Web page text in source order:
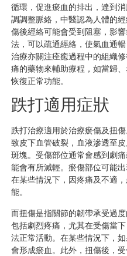
循環，促進瘀血的排出，達到
調調整脈絡，中醫認為人體的
傷後經絡可能會受到阻塞，影
法，可以疏通經絡，使氣血通
治療亦關注痊癒過程中的組織
痛的藥物來輔助療程，如當歸
恢復正常功能。
跌打適用症狀
跌打治療適用於治療瘀傷及扭
致皮下血管破裂，血液滲透至
斑塊。受傷部位通常會感到劇
能會有所減輕。瘀傷部位可能
在某些情況下，因疼痛及不適
能。
而扭傷是指關節的韌帶承受過
包括劇烈疼痛，尤其在受傷當
法正常活動。在某些情況下，
會形成瘀血。此外，扭傷後，